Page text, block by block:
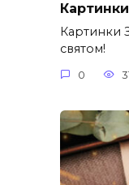
Картинки
святом!
0